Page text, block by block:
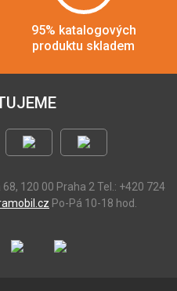
95% katalogových
produktu skladem
68, 120 00 Praha 2 Tel.: +420 724
Po-Pá 10-18 hod.